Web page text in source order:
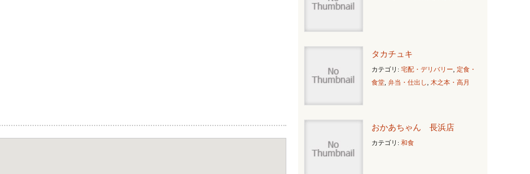
タカチュキ
カテゴリ: 宅配・デリバリー 定食・
食堂 弁当・仕出し 木之本・高月
おかあちゃん 長浜店
カテゴリ: 和食